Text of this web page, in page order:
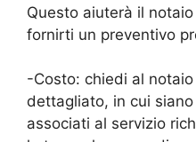
Questo aiuterà il
fornirti un preventivo
-Costo: chiedi al
dettagliato, in cui
associati al servizio